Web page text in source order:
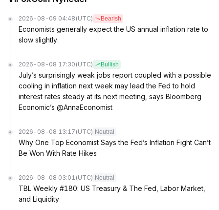
2026-08-09 04:48 (UTC) Bearish
Economists generally expect the US annual inflation rate to
slow slightly.
2026-08-08 17:30 (UTC) Bullish
July’s surprisingly weak jobs report coupled with a possible
cooling in inflation next week may lead the Fed to hold
interest rates steady at its next meeting, says Bloomberg
Economic’s @AnnaEconomist
2026-08-08 13:17 (UTC) Neutral
Why One Top Economist Says the Fed’s Inflation Fight Can’t
Be Won With Rate Hikes
2026-08-08 03:01 (UTC) Neutral
TBL Weekly #180: US Treasury & The Fed, Labor Market,
and Liquidity